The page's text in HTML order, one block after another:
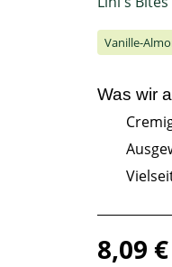
Vanille-
Was wir
Regulärer
8,09 €